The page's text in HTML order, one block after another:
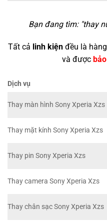
Bạn đang tìm: "thay
Tất cả linh kiện đều là hàng
và được
Dịch vụ
Thay màn hình Sony Xperia Xzs
Thay mặt kính Sony Xperia Xzs
Thay pin Sony Xperia Xzs
Thay camera Sony Xperia Xzs
Thay chân sạc Sony Xperia Xzs